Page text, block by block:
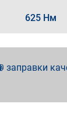
625 Нм